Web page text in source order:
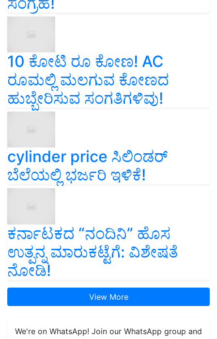
10 ಕೋಟಿ ರೂ ಕೋಣ! AC
ರೂಮಲ್ಲಿ ಮಲಗುವ ಕೋಣದ
ಹುಬ್ಬೇರಿಸುವ ಸಂಗತಿಗಳಿವು!
cylinder price ಸಿಲಿಂಡರ್‌
ಬೆಲೆಯಲ್ಲಿ ಭರ್ಜರಿ ಇಳಿಕೆ!
ಕರ್ನಾಟಕದ “ನಂದಿನಿ” ಹೊಸ
ಉತ್ಪನ್ನ ಮಾರುಕಟ್ಟೆಗೆ: ವಿಶೇಷತೆ
ನೋಡಿ!
View More
We're on WhatsApp! Join our WhatsApp group and